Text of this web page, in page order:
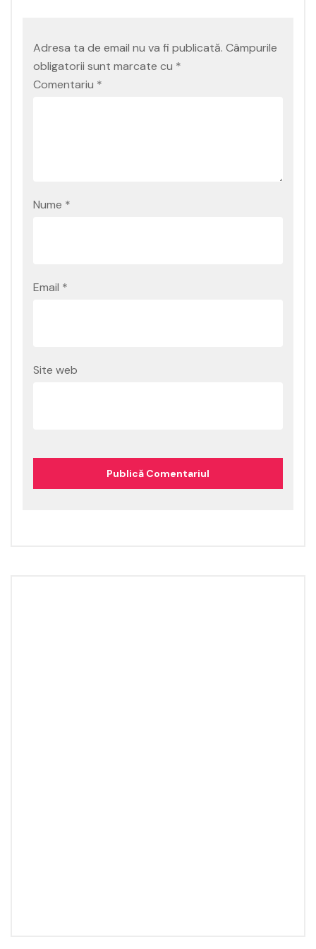
Adresa ta de email nu va fi publicată. Câmpurile
obligatorii sunt marcate cu *
Comentariu *
Nume *
Email *
Site web